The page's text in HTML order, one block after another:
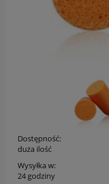
Dostępność:
duża ilość
Wysyłka w:
24 godziny